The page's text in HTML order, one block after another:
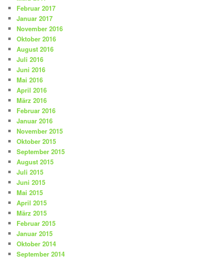
Februar 2017
Januar 2017
November 2016
Oktober 2016
August 2016
Juli 2016
Juni 2016
Mai 2016
April 2016
März 2016
Februar 2016
Januar 2016
November 2015
Oktober 2015
September 2015
August 2015
Juli 2015
Juni 2015
Mai 2015
April 2015
März 2015
Februar 2015
Januar 2015
Oktober 2014
September 2014